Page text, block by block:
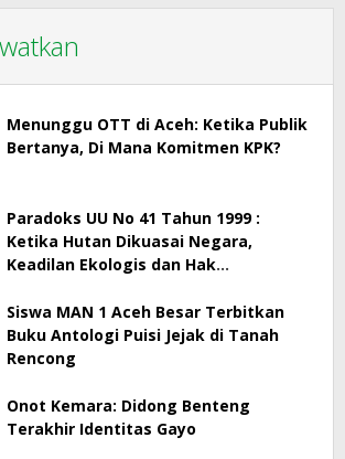
Menunggu OTT di Aceh: Ketika Publik
Bertanya, Di Mana Komitmen KPK?
Paradoks UU No 41 Tahun 1999 :
Ketika Hutan Dikuasai Negara,
Keadilan Ekologis dan Hak
Siswa MAN 1 Aceh Besar Terbitkan
Buku Antologi Puisi Jejak di Tanah
Rencong
Onot Kemara: Didong Benteng
Terakhir Identitas Gayo